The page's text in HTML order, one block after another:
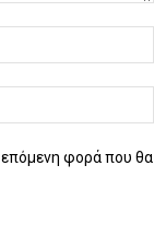
επόμενη φορά που θα